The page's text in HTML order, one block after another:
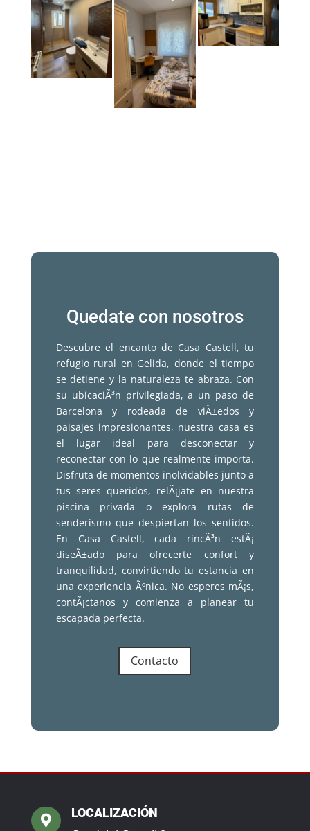
Quedate con nosotros
Descubre el encanto de Casa Castell, tu
refugio rural en Gelida, donde el tiempo
se detiene y la naturaleza te abraza. Con
su ubicaciÃ³n privilegiada, a un paso de
Barcelona y rodeada de viÃ±edos y
paisajes impresionantes, nuestra casa es
el lugar ideal para desconectar y
reconectar con lo que realmente importa.
Disfruta de momentos inolvidables junto a
tus seres queridos, relÃ¡jate en nuestra
piscina privada o explora rutas de
senderismo que despiertan los sentidos.
En Casa Castell, cada rincÃ³n estÃ¡
diseÃ±ado para ofrecerte confort y
tranquilidad, convirtiendo tu estancia en
una experiencia Ãºnica. No esperes mÃ¡s,
contÃ¡ctanos y comienza a planear tu
escapada perfecta.
Contacto

LOCALIZACIÓN